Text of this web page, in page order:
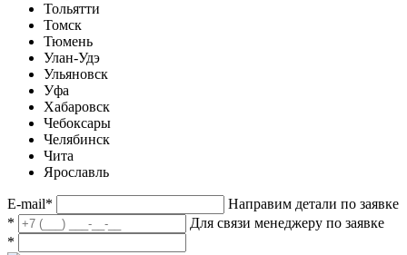
Тольятти
Томск
Тюмень
Улан-Удэ
Ульяновск
Уфа
Хабаровск
Чебоксары
Челябинск
Чита
Ярославль
E-mail*
Направим детали по заявке
*
Для связи менеджеру по заявке
*